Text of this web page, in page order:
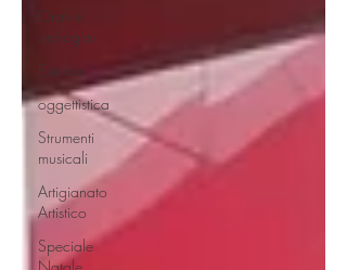
Orafi e
orologiai
Estetiste
oggettistica
Strumenti
musicali
Artigianato
Artistico
Speciale